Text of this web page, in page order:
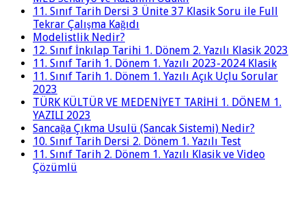
11. Sınıf Tarih Dersi 3 Ünite 37 Klasik Soru ile Full
Tekrar Çalışma Kağıdı
Modelistlik Nedir?
12. Sınıf İnkılap Tarihi 1. Dönem 2. Yazılı Klasik 2023
11. Sınıf Tarih 1. Dönem 1. Yazılı 2023-2024 Klasik
11. Sınıf Tarih 1. Dönem 1. Yazılı Açık Uçlu Sorular
2023
TÜRK KÜLTÜR VE MEDENİYET TARİHİ 1. DÖNEM 1.
YAZILI 2023
Sancağa Çıkma Usulü (Sancak Sistemi) Nedir?
10. Sınıf Tarih Dersi 2. Dönem 1. Yazılı Test
11. Sınıf Tarih 2. Dönem 1. Yazılı Klasik ve Video
Çözümlü